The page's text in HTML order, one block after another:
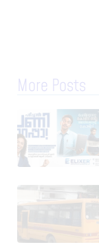
More Posts